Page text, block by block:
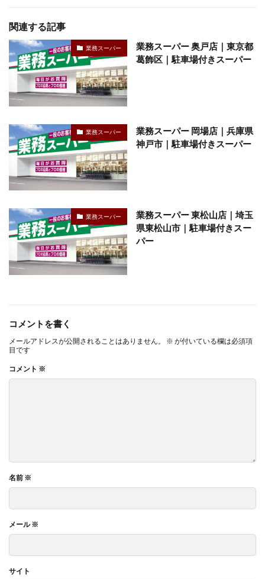
関連する記事
業務スーパー
業務スーパー 奥戸店｜東京都
葛飾区｜駐車場付きスーパー
業務スーパー
業務スーパー 岡場店｜兵庫県
神戸市｜駐車場付きスーパー
業務スーパー
業務スーパー 東松山店｜埼玉
県東松山市｜駐車場付きスー
パー
コメントを書く
メールアドレスが公開されることはありません。 ※ が付いている欄は必須項
目です
コメント ※
名前 ※
メール※
サイト